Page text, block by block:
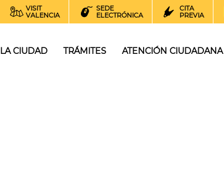
VISIT
VALENCIA
SEDE
ELECTRÓNICA
CITA
PREVIA
LA CIUDAD TRÁMITES ATENCIÓN CIUDADANA